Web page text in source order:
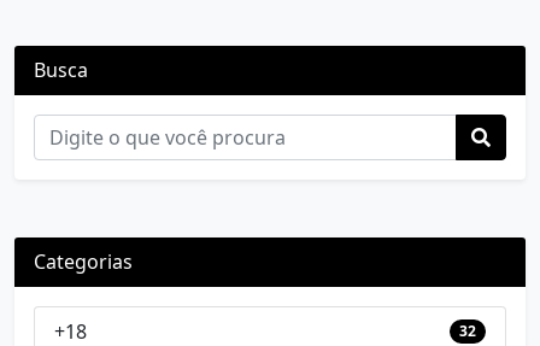
Busca
Categorias
+18 32